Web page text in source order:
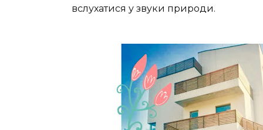
вслухатися у звуки природи.